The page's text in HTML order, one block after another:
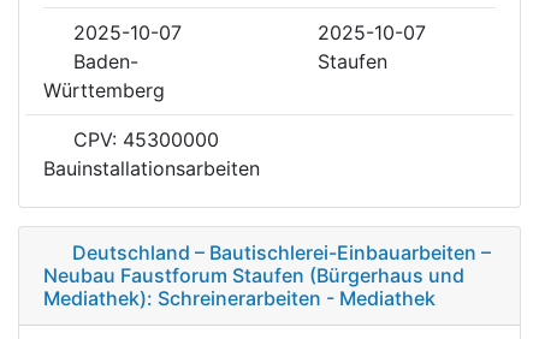
2025-10-07
2025-10-07
Baden-
Württemberg
Staufen
CPV: 45300000
Bauinstallationsarbeiten
Deutschland – Bautischlerei-Einbauarbeiten –
Neubau Faustforum Staufen (Bürgerhaus und
Mediathek): Schreinerarbeiten - Mediathek